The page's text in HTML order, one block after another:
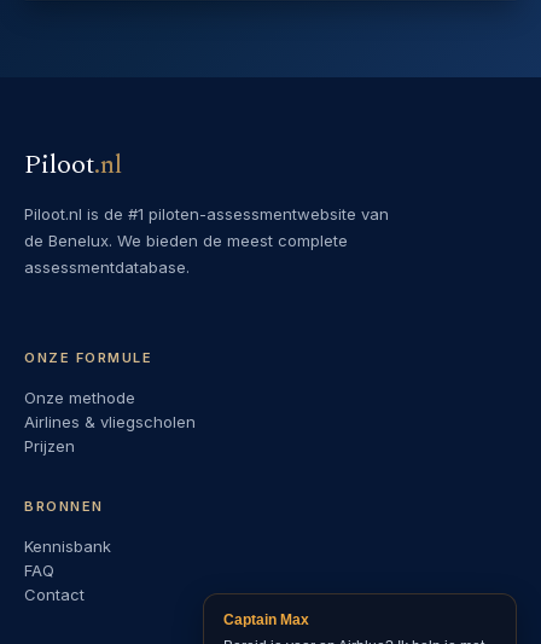
Piloot.nl
Piloot.nl is de #1 piloten-assessmentwebsite van
de Benelux. We bieden de meest complete
assessmentdatabase.
ONZE FORMULE
Onze methode
Airlines & vliegscholen
Prijzen
BRONNEN
Kennisbank
FAQ
Contact
Captain Max